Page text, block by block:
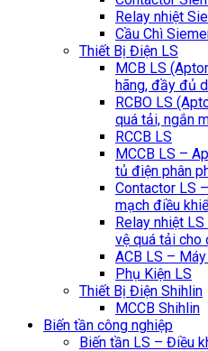
Relay nhiệt
Cầu Chì
Thiết Bị Điện LS
MCB LS
hãng, đầy đủ
RCBO LS
quá tải, ngắn
RCCB LS
MCCB LS –
tủ điện phân
Contactor LS
mạch điều
Relay nhiệt
vệ quá tải cho
ACB LS –
Phụ Kiện LS
Thiết Bị Điện Shihlin
MCCB Shihlin
Biến tần công nghiệp
Biến tần LS – Điều